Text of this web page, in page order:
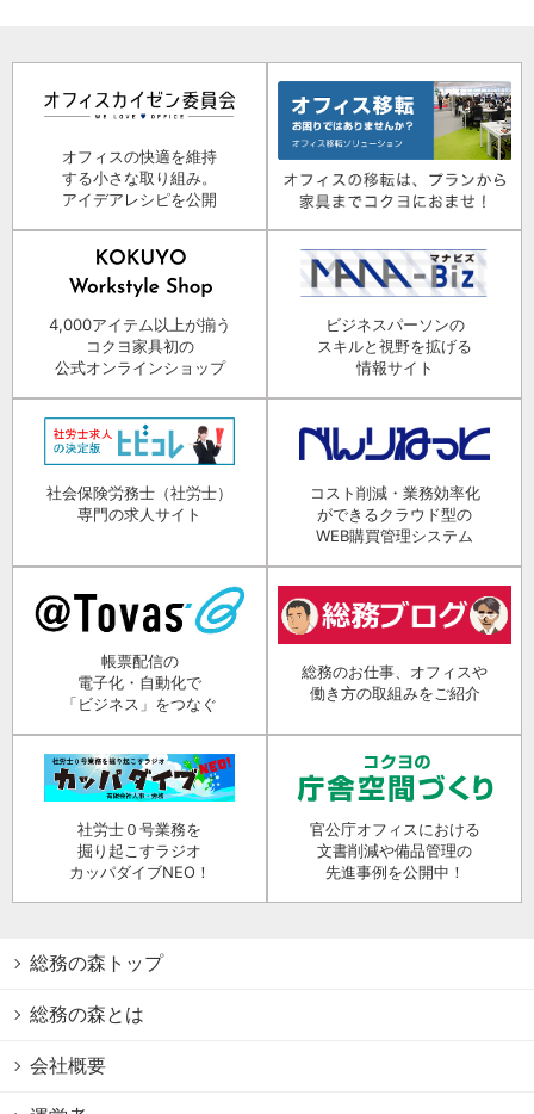
オフィスの快適を維持
する小さな取り組み。
アイデアレシピを公開
4,000アイテム以上が揃う
コクヨ家具初の
公式オンラインショップ
ビジネスパーソンの
スキルと視野を拡げる
情報サイト
社会保険労務士（社労士）
専門の求人サイト
コスト削減・業務効率化
ができるクラウド型の
WEB購買管理システム
帳票配信の
電子化・自動化で
「ビジネス」をつなぐ
総務のお仕事、オフィスや
働き方の取組みをご紹介
社労士０号業務を
掘り起こすラジオ
カッパダイブNEO！
官公庁オフィスにおける
文書削減や備品管理の
先進事例を公開中！
総務の森トップ
総務の森とは
会社概要